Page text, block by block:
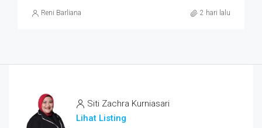
Reni Barliana 2 hari lalu
Siti Zachra Kurniasari
Lihat Listing